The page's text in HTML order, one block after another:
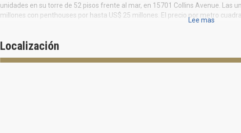
unidades en su torre de 52 pisos frente al mar, en 15701 Collins Avenue. Las
millones con penthouses por hasta US$ 25 millones. El precio por metro
Todas las unidades van a poder contar con un Ascensor Privado
Spa
Lee mas
Localización